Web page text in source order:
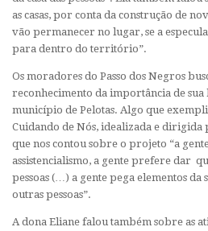
as casas, por conta da construção de
vão permanecer no lugar, se a
para dentro do território”.
Os moradores do Passo dos Negros
reconhecimento da importância de
município de Pelotas. Algo que
Cuidando de Nós, idealizada e dirigida
que nos contou sobre o projeto “a
assistencialismo, a gente prefere dar
pessoas (…) a gente pega elementos da
outras pessoas”.
A dona Eliane falou também sobre as